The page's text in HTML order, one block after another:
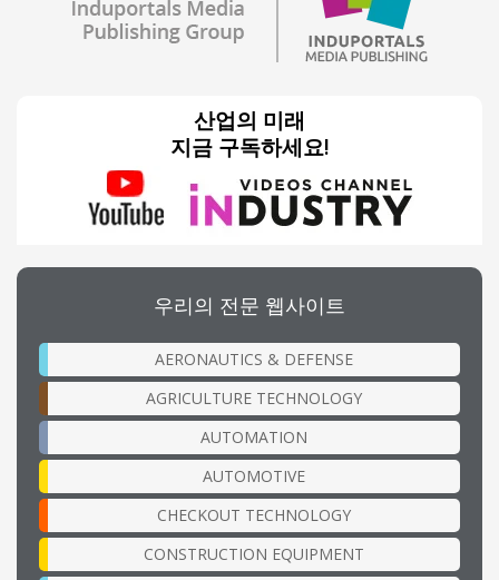
산업의 미래
지금 구독하세요!
우리의 전문 웹사이트
AERONAUTICS & DEFENSE
AGRICULTURE TECHNOLOGY
AUTOMATION
AUTOMOTIVE
CHECKOUT TECHNOLOGY
CONSTRUCTION EQUIPMENT